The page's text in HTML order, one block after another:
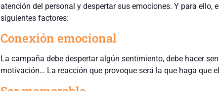
atención del personal y despertar sus emociones. Y para ello,
siguientes factores:
Conexión emocional
La campaña debe despertar algún sentimiento, debe hacer
motivación… La reacción que provoque será la que haga que